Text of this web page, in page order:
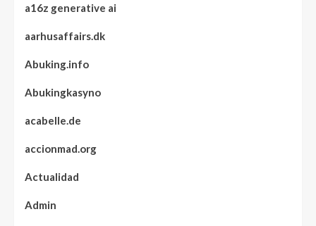
a16z generative ai
aarhusaffairs.dk
Abuking.info
Abukingkasyno
acabelle.de
accionmad.org
Actualidad
Admin